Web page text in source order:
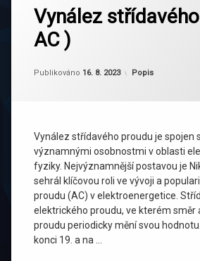
Vynález
AC )
Publikováno 16. 8. 2023
Aktualizováno
Od adminweb
Kategorie:
Popis
Vynález střídavého proudu je spojen
významnými osobnostmi v oblasti
fyziky. Nejvýznamnější postavou je
sehrál klíčovou roli ve vývoji a
proudu (AC) v elektroenergetice.
elektrického proudu, ve kterém směr
proudu periodicky mění svou
konci 19. a na …